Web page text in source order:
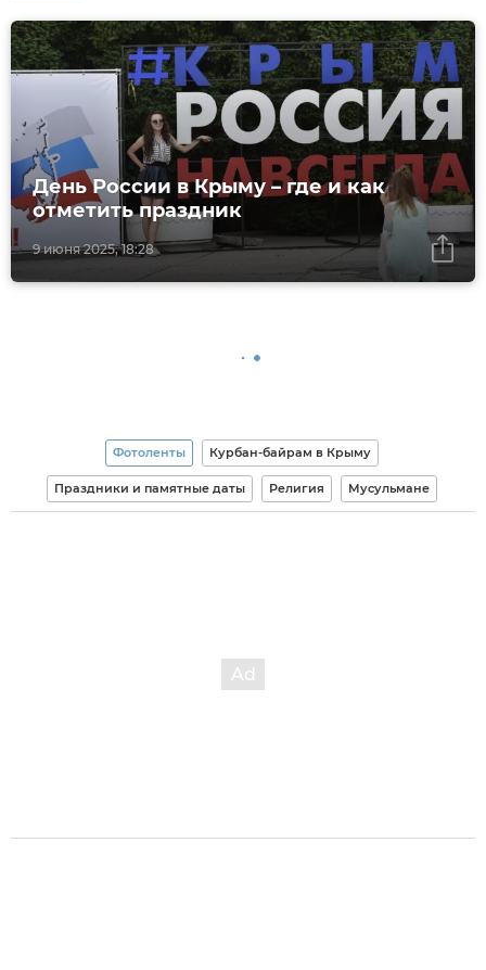
9 июня 2025, 18:28
День России в Крыму – где и как
отметить праздник
Фотоленты Курбан-байрам в Крыму
Праздники и памятные даты Религия Мусульмане